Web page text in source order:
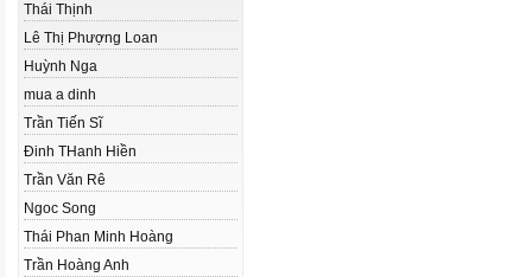
Thái Thịnh
Lê Thị Phượng Loan
Huỳnh Nga
mua a dinh
Trần Tiến Sĩ
Đinh THanh Hiền
Trần Văn Rê
Ngoc Song
Thái Phan Minh Hoàng
Trần Hoàng Anh